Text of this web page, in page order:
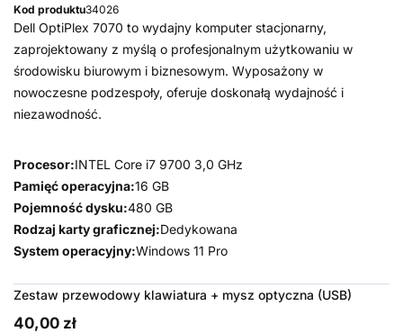
Kod produktu34026
Dell OptiPlex 7070 to wydajny komputer stacjonarny,
zaprojektowany z myślą o profesjonalnym użytkowaniu w
środowisku biurowym i biznesowym. Wyposażony w
nowoczesne podzespoły, oferuje doskonałą wydajność i
niezawodność.
Procesor:INTEL Core i7 9700 3,0 GHz
Pamięć operacyjna:16 GB
Pojemność dysku:480 GB
Rodzaj karty graficznej:Dedykowana
System operacyjny:Windows 11 Pro
Zestaw przewodowy klawiatura + mysz optyczna (USB)
40,00 zł